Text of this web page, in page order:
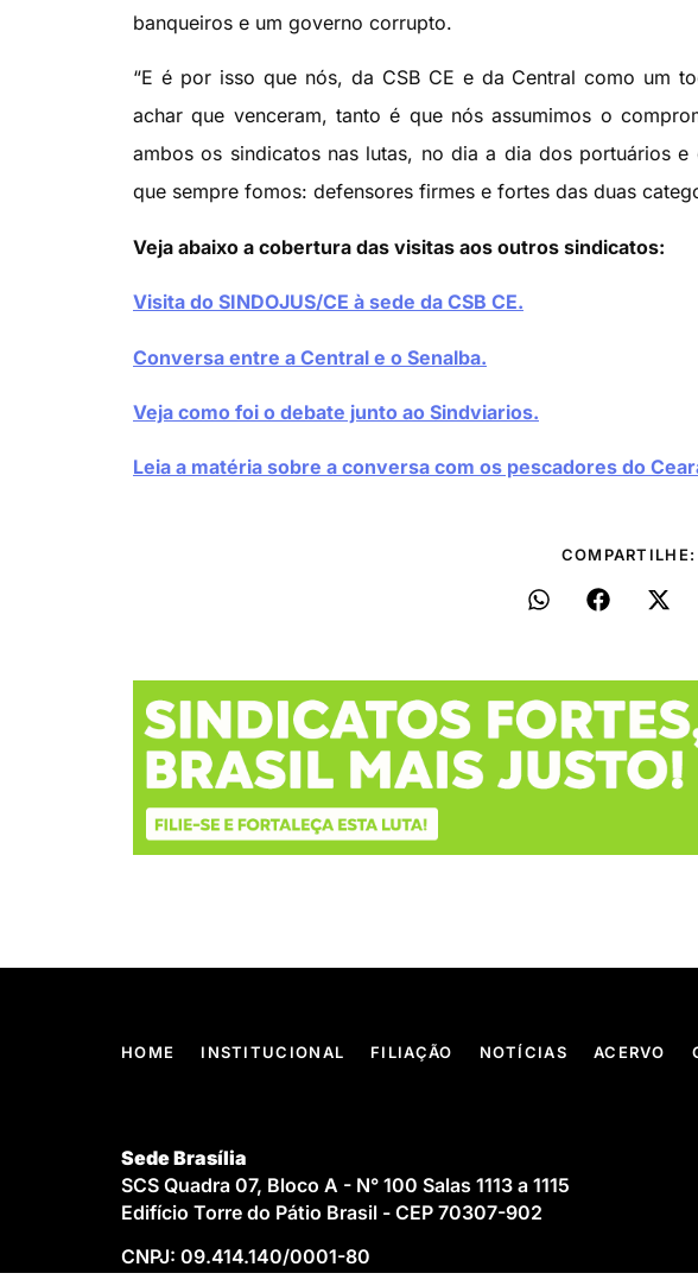
banqueiros e um governo corrupto.
“E é por isso que nós, da CSB CE e da Central como um
achar que venceram, tanto é que nós assumimos o
ambos os sindicatos nas lutas, no dia a dia dos portuários
que sempre fomos: defensores firmes e fortes das duas
Veja abaixo a cobertura das visitas aos outros sindicatos:
Visita do SINDOJUS/CE à sede da CSB CE.
Conversa entre a Central e o Senalba.
Veja como foi o debate junto ao Sindviarios.
Leia a matéria sobre a conversa com os pescadores do
COMPARTILHE:
HOME INSTITUCIONAL FILIAÇÃO NOTÍCIAS ACERVO
Sede Brasília
SCS Quadra 07, Bloco A - N° 100 Salas 1113 a 1115
Edifício Torre do Pátio Brasil - CEP 70307-902
CNPJ: 09.414.140/0001-80